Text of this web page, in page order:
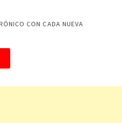
CON CADA NUEVA